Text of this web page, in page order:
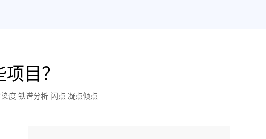
目？
度 铁谱分析 闪点 凝点倾点